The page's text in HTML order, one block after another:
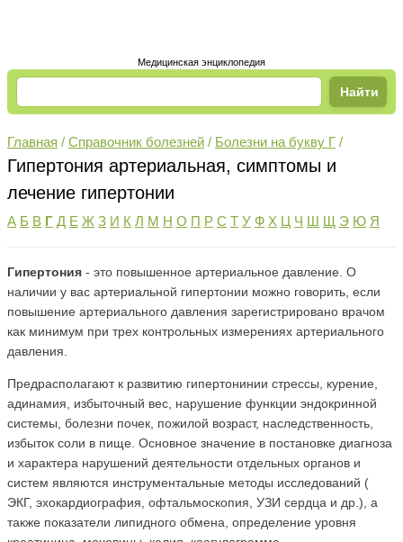
Медицинская энциклопедия
Главная / Справочник болезней / Болезни на букву Г /
Гипертония артериальная, симптомы и
лечение гипертонии
А Б В Г Д Е Ж З И К Л М Н О П Р С Т У Ф Х Ц Ч Ш Щ Э Ю Я
Гипертония - это повышенное артериальное давление. О
наличии у вас артериальной гипертонии можно говорить, если
повышение артериального давления зарегистрировано врачом
как минимум при трех контрольных измерениях артериального
давления.
Предрасполагают к развитию гипертонинии стрессы, курение,
адинамия, избыточный вес, нарушение функции эндокринной
системы, болезни почек, пожилой возраст, наследственность,
избыток соли в пище. Основное значение в постановке диагноза
и характера нарушений деятельности отдельных органов и
систем являются инструментальные методы исследований (
ЭКГ, эхокардиография, офтальмоскопия, УЗИ сердца и др.), а
также показатели липидного обмена, определение уровня